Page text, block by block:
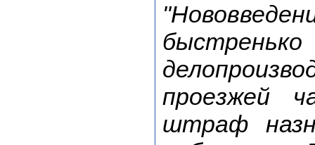
проезжей
штраф